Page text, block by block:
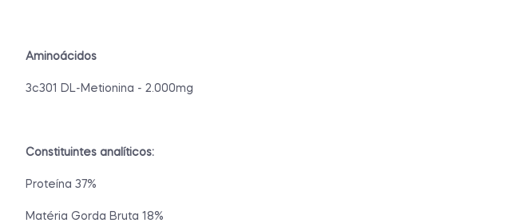
Aminoácidos
3c301 DL-Metionina - 2.000mg
Constituintes analíticos:
Proteína 37%
Matéria Gorda Bruta 18%